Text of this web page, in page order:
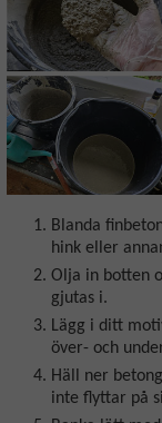
Blanda
hink eller
Olja in botten
gjutas i.
Lägg i ditt
över- och
Häll ner
inte flyttar på